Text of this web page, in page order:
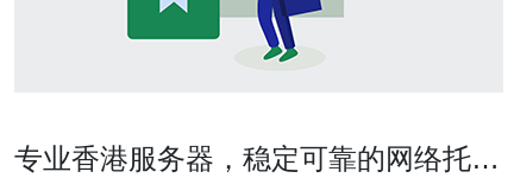
专业香港服务器，稳定可靠的网络托管